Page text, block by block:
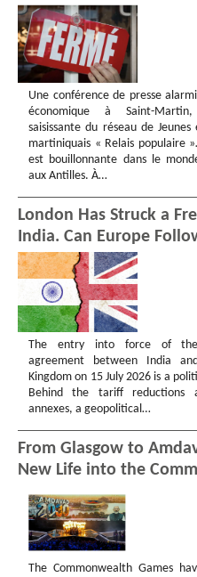
Une conférence de presse
économique à Saint-
saisissante du réseau de
martiniquais « Relais populaire
est bouillonnante dans le
aux Antilles. À…
London Has Struck a
India. Can Europe
The entry into force of
agreement between India
Kingdom on 15 July 2026 is a
Behind the tariff reductions
annexes, a geopolitical…
From Glasgow to
New Life into the
The Commonwealth Games